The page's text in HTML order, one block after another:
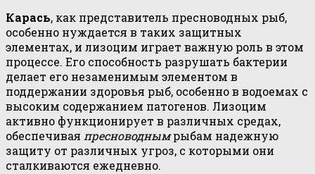
Карась, как представитель пресноводных рыб,
особенно нуждается в таких защитных
элементах, и лизоцим играет важную роль в этом
процессе. Его способность разрушать бактерии
делает его незаменимым элементом в
поддержании здоровья рыб, особенно в водоемах с
высоким содержанием патогенов. Лизоцим
активно функционирует в различных средах,
обеспечивая пресноводнымрыбам надежную
защиту от различных угроз, с которыми они
сталкиваются ежедневно.